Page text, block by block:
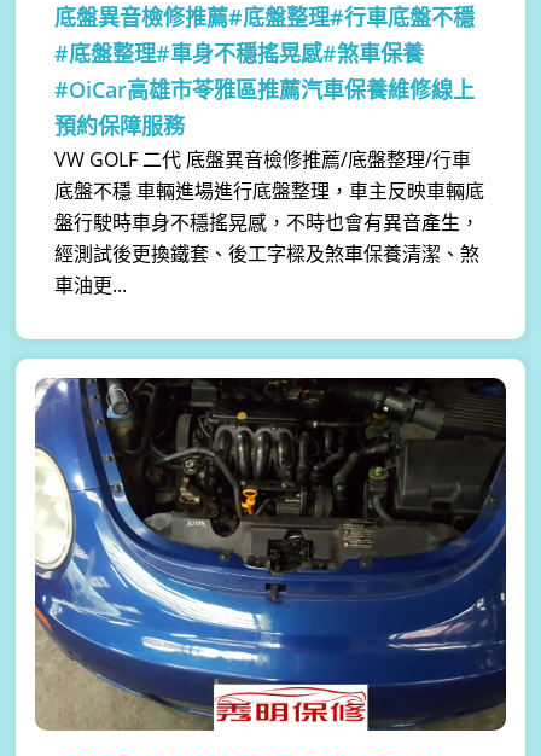
底盤異音檢修推薦#底盤整理#行車底盤不穩
#底盤整理#車身不穩搖晃感#煞車保養
#OiCar高雄市苓雅區推薦汽車保養維修線上
預約保障服務
VW GOLF 二代 底盤異音檢修推薦/底盤整理/行車
底盤不穩 車輛進場進行底盤整理，車主反映車輛底
盤行駛時車身不穩搖晃感，不時也會有異音產生，
經測試後更換鐵套、後工字樑及煞車保養清潔、煞
車油更...